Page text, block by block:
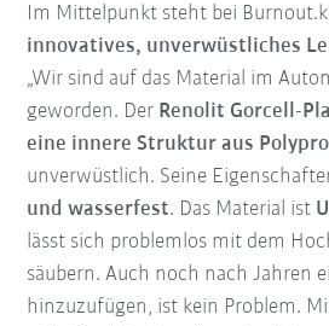
Im Mittelpunkt steht bei
innovatives, unverwüstliches
„Wir sind auf das Material im
geworden. Der Renolit Gorcell-
eine innere Struktur aus
unverwüstlich. Seine
und wasserfest. Das Material ist
lässt sich problemlos mit dem
säubern. Auch noch nach Jahren
hinzuzufügen, ist kein Problem.